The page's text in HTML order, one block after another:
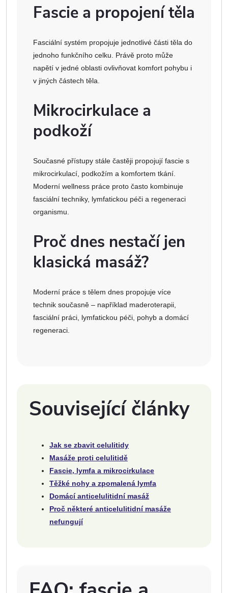
Fascie a propojení těla
Fasciální systém propojuje jednotlivé části těla do
jednoho funkčního celku. Právě proto může
napětí v jedné oblasti ovlivňovat komfort pohybu i
v jiných částech těla.
Mikrocirkulace a
podkoží
Současné přístupy stále častěji propojují fascie s
mikrocirkulací, podkožím a komfortem tkání.
Moderní wellness práce proto často kombinuje
fasciální techniky, lymfatickou péči a regeneraci
organismu.
Proč dnes nestačí jen
klasická masáž?
Moderní práce s tělem dnes propojuje více
technik současně – například maderoterapii,
fasciální práci, lymfatickou péči, pohyb a domácí
regeneraci.
Související články
Jak se zbavit celulitidy
Masáže proti celulitidě
Fascie, lymfa a mikrocirkulace
Těžké nohy a zpomalená lymfa
Domácí anticelulitidní masáž
Proč některé anticelulitidní masáže
nefungují